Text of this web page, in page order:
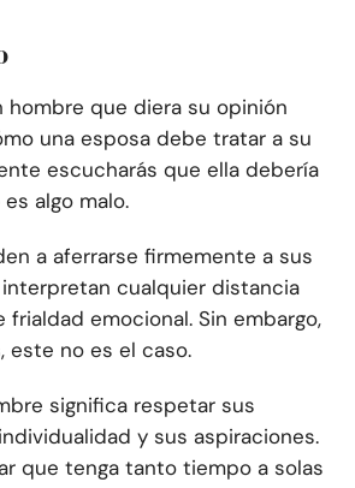
hombre que diera su opinión
una esposa debe tratar a su
escucharás que ella debería
algo malo.
a aferrarse firmemente a sus
cualquier distancia
frialdad emocional. Sin embargo,
este no es el caso.
significa respetar sus
y sus aspiraciones.
que tenga tanto tiempo a solas